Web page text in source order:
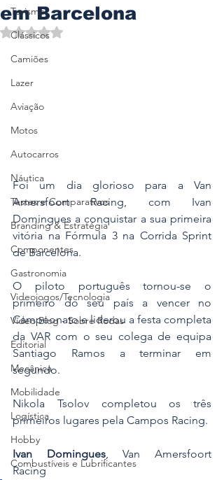
Turismo
Clássicos
Camiões
Lazer
Aviação
Motos
Autocarros
Náutica
Testes e Comparativos
Branding & Estratégia
Componentes
Gastronomia
Videojogos/Tecnologia
Vídeo Blog - Sobre Rodas
Editorial
Mecânica
Mobilidade
Logística
Hobby
Combustíveis e Lubrificantes
em Barcelona
Avaliado com NaN de 5 estrelas.
Foi um dia glorioso para a Van
Amersfoort Racing, com Ivan
Domingues a conquistar a sua primeira
vitória na Fórmula 3 na Corrida Sprint
de Barcelona.
O piloto português tornou-se o
primeiro do seu país a vencer no
Campeonato e liderou a festa completa
da VAR com o seu colega de equipa
Santiago Ramos a terminar em
segundo.
Nikola Tsolov completou os três
primeiros lugares pela Campos Racing.
Ivan Domingues, Van Amersfoort
Racing